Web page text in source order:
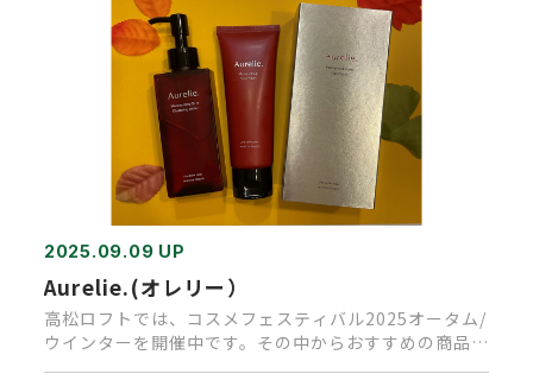
2025.09.09 UP
Aurelie.(オレリー）
高松ロフトでは、コスメフェスティバル2025オータム/
ウインターを開催中です。その中からおすすめの商品の
ご紹介です。ME…